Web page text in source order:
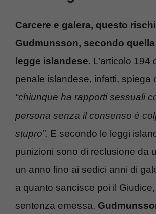
Carcere e galera, questo
Gudmunsson, secondo
legge islandese. L’articolo 194
penale islandese, infatti, spiega
“chiunque ha rapporti sessuali
persona senza il consenso è
stupro”. E secondo le leggi
punizioni sono di reclusione da
un anno fino ai sedici anni di
a quanto sancisce poi il
sentenza emessa.